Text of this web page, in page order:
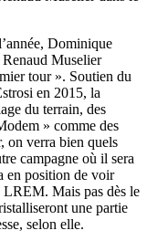
Dominique
Renaud Muselier
tour ». Soutien du
en 2015, la
du terrain, des
» comme des
on verra bien quels
campagne où il sera
en position de voir
LREM. Mais pas dès le
une partie
selon elle.